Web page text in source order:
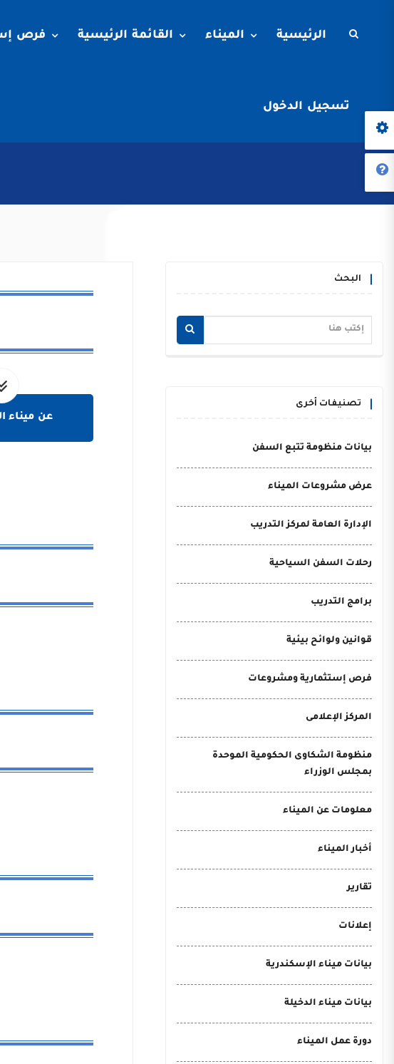
الرئيسية الميناء القائمة الرئيسية فرص
تسجيل الدخول
البحث
تصنيفات أخرى
بيانات منظومة تتبع السفن
عرض مشروعات الميناء
الإدارة العامة لمركز التدريب
رحلات السفن السياحية
برامج التدريب
قوانين ولوائح بيئية
فرص إستثمارية ومشروعات
المركز الإعلامى
منظومة الشكاوى الحكومية الموحدة
بمجلس الوزراء
معلومات عن الميناء
أخبار الميناء
تقارير
إعلانات
بيانات ميناء الإسكندرية
بيانات ميناء الدخيلة
دورة عمل الميناء
عن ميناء